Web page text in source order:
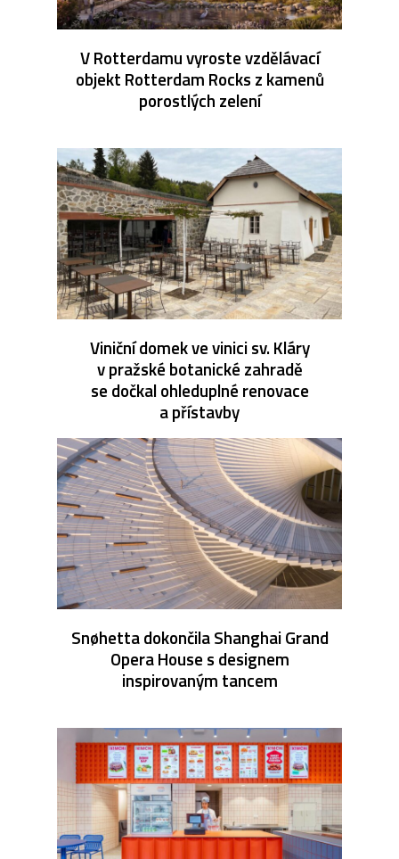
V Rotterdamu vyroste vzdělávací
objekt Rotterdam Rocks z kamenů
porostlých zelení
Viniční domek ve vinici sv. Kláry
v pražské botanické zahradě
se dočkal ohleduplné renovace
a přístavby
Snøhetta dokončila Shanghai Grand
Opera House s designem
inspirovaným tancem